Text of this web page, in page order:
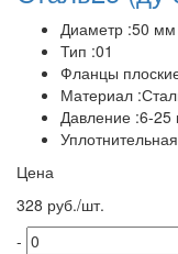
Диаметр :50 мм
Тип :01
Фланцы
Материал
Давление :6-25
Цена
328 руб./шт.
-